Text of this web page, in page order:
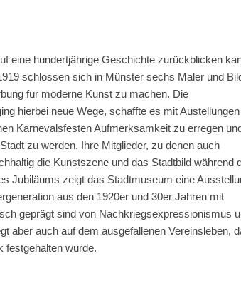
eine hundertjährige Geschichte zurückblicken
schlossen sich in Münster sechs Maler und
für moderne Kunst zu machen. Die
hierbei neue Wege, schaffte es mit
Karnevalsfesten Aufmerksamkeit zu erregen
zu werden. Ihre Mitglieder, zu denen auch
die Kunstszene und das Stadtbild während
Jubiläums zeigt das Stadtmuseum eine
aus den 1920er und 30er Jahren mit
geprägt sind von Nachkriegsexpressionismus
aber auch auf dem ausgefallenen Vereinsleben,
festgehalten wurde.